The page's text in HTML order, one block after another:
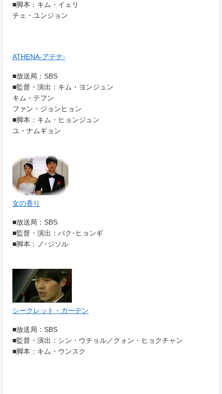
■脚本：キム・イェリ
チェ・ユンジョン
ATHENA-アテナ-
■放送局：SBS
■監督・演出：キム・ヨンジュン
キム・テフン
ファン・ジョンヒョン
■脚本：キム・ヒョンジュン
ユ・ナムギョン
女の香り
■放送局：SBS
■監督・演出：パク･ヒョンギ
■脚本：ノ･ジソル
シークレット・ガーデン
■放送局：SBS
■監督・演出：シン・ウチョル／クォン・ヒョクチャン
■脚本：キム・ウンスク